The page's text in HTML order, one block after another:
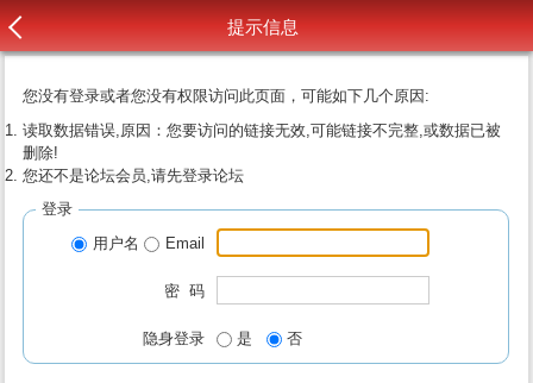
提示信息
您没有登录或者您没有权限访问此页面，可能如下几个原因:
读取数据错误,原因：您要访问的链接无效,可能链接不完整,或数据已被
删除!
您还不是论坛会员,请先登录论坛
登录
用户名
Email
密 码
隐身登录 是 否